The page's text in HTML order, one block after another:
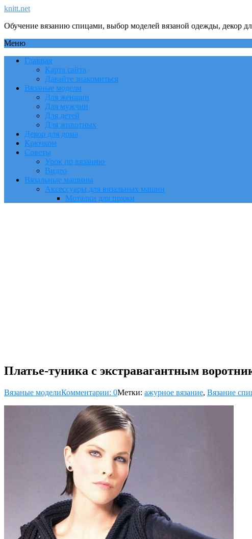
knitt.net
Обучение вязанию спицами, выбор моделей вязаной одежды, декор
Меню
Главная
Карта сайта
Давайте знакомиться
Вязаные модели
Для женщин
Для мужчин
Для детей
Для животных
Декор для дома
Крючком
Советы
Урок по вязанию
Видео
Вязальные машины
Аксессуары для вязальных машин
Моталки для пряжи
Платье-туника с экстравагантным
Вязаные моделиКомментарии: 0Метки: ажурное вязание, Вязание